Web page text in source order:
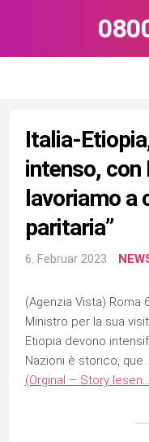
Italia-
intenso, con
lavoriamo a
paritaria”
6. Februar 2023
(Agenzia Vista) Roma
Ministro per la sua
Etiopia devono
Nazioni è storico, que
(Orginal – Story